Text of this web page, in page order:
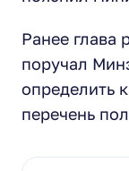
Ранее глава
поручал
определить
перечень